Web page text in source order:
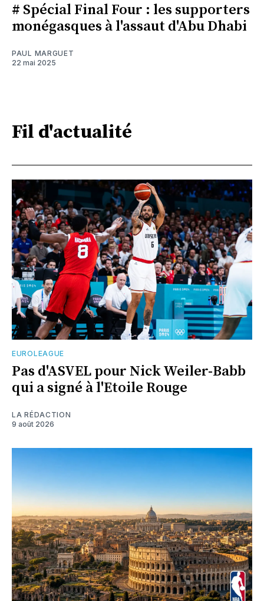
# Spécial Final Four : les supporters
monégasques à l'assaut d'Abu Dhabi
PAUL MARGUET
22 mai 2025
Fil d'actualité
EUROLEAGUE
Pas d'ASVEL pour Nick Weiler-Babb
qui a signé à l'Etoile Rouge
LA RÉDACTION
9 août 2026